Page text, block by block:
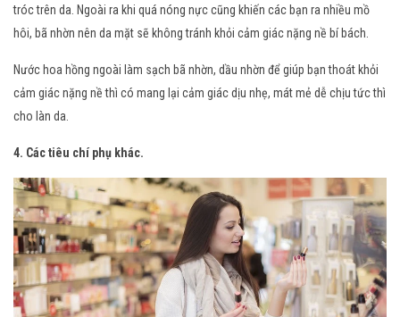
tróc trên da. Ngoài ra khi quá nóng nực cũng khiến các bạn ra nhiều mồ
hôi, bã nhờn nên da mặt sẽ không tránh khỏi cảm giác nặng nề bí bách.
Nước hoa hồng ngoài làm sạch bã nhờn, dầu nhờn để giúp bạn thoát khỏi
cảm giác nặng nề thì có mang lại cảm giác dịu nhẹ, mát mẻ dễ chịu tức thì
cho làn da.
4. Các tiêu chí phụ khác.